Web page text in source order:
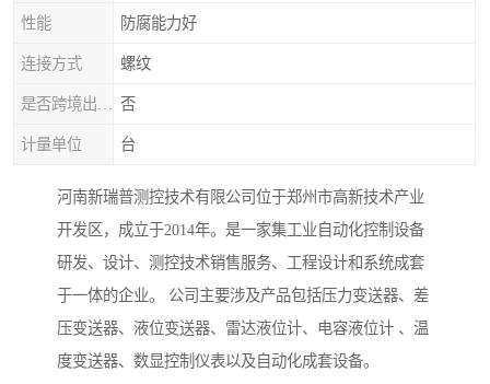
性能 防腐能力好
连接方式 螺纹
否
计量单位 台
河南新瑞普测控技术有限公司位于郑州市高新技术产业
开发区，成立于2014年。是一家集工业自动化控制设备
研发、设计、测控技术销售服务、工程设计和系统成套
于一体的企业。 公司主要涉及产品包括压力变送器、差
压变送器、液位变送器、雷达液位计、电容液位计 、温
度变送器、数显控制仪表以及自动化成套设备。